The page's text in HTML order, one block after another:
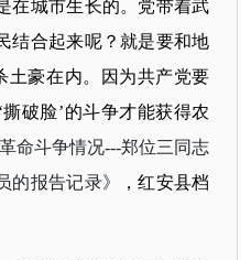
在城市生长的。党带着武
结合起来呢？就是要和地
土豪在内。因为共产党要
破脸’的斗争才能获得农
命斗争情况---郑位三同志
的报告记录》
，红安县档